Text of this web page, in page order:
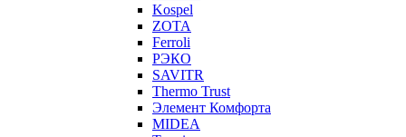
Kospel
ZOTA
Ferroli
РЭКО
SAVITR
Thermo Trust
Элемент Комфорта
MIDEA